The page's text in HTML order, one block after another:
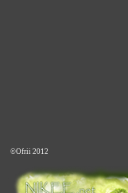
©Ofrii 2012